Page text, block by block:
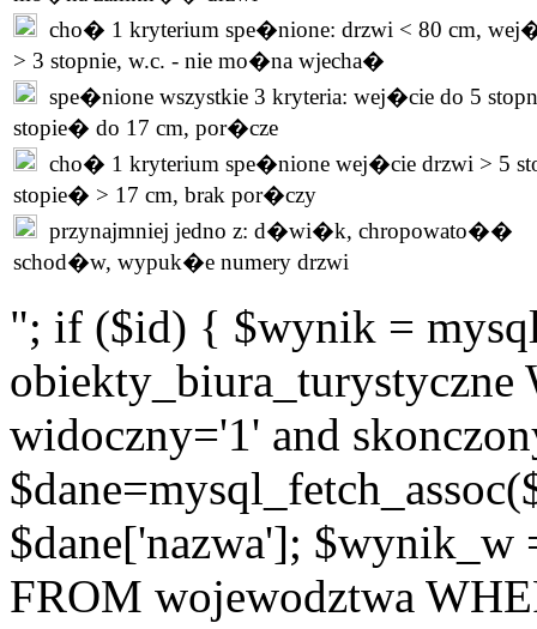
cho� 1 kryterium spe�nione: drzwi < 80 cm,
> 3 stopnie, w.c. - nie mo�na wjecha�
spe�nione wszystkie 3 kryteria: wej�cie do 5
stopie� do 17 cm, por�cze
cho� 1 kryterium spe�nione wej�cie drzwi > 5
stopie� > 17 cm, brak por�czy
przynajmniej jedno z: d�wi�k, chropowato��
schod�w, wypuk�e numery drzwi
"; if ($id) { $wynik =
widoczny='1' and
$dane['nazwa'];
FROM wojewodztwa